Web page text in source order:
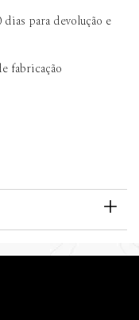
dias para devolução e
fabricação